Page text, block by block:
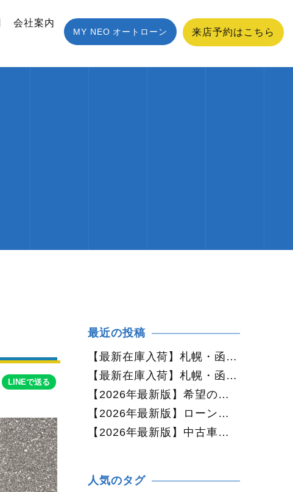
会社案内
MY NEO オートローン 来店予約はこちら
LINEで送る
最近の投稿
【最新在庫入荷】札幌・函館で人気の中古車が続々入庫中｜早い者勝ち！【ダイハツ ミラココア660プラスX 4WD】
【最新在庫入荷】札幌・函館で人気の中古車が続々入庫中｜早い者勝ち！【ホンダ N-BOX660カスタムG Lパッケージ 4WD】
【2026年最新版】希望の中古車が見つからない方へ｜ネオカーオーダーで理想の一台を全国からお探しします
【2026年最新版】ローンに不安がある方へ｜ネオドライブローンの窓口で新しいカーライフをサポート
【2026年最新版】中古車購入でよくある質問20選｜初めての方でも失敗しない完全ガイド【札幌・北海道対応】
人気のタグ